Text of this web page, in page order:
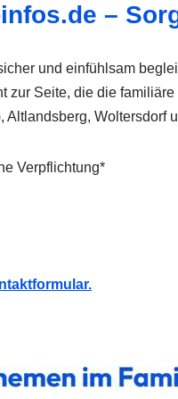
–
und einfühlsam
zur Seite, die die
Altlandsberg, Woltersdorf
Verpflichtung*